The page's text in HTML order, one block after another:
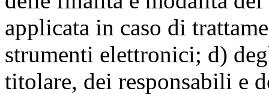
applicata in caso di
strumenti elettronici; d)
titolare, dei responsabili e